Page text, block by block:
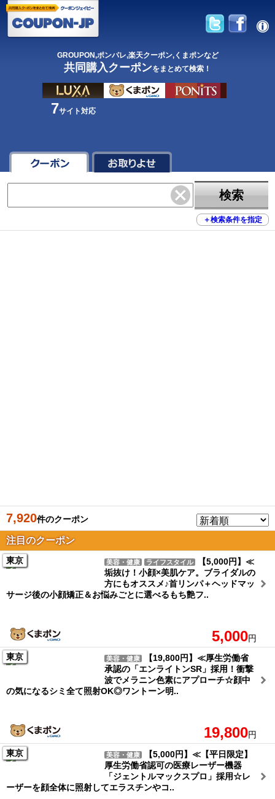
GROUPON,ポンパレ,楽天クーポン,くまポンなど
共同購入クーポンをまとめて検索！
7サイト対応
検索
＋検索条件を指定
7,920件のクーポン
注目のクーポン
東京 美容・健康 ライフスタイル
【5,000円】≪
垢抜け！小顔×美肌ケア。ブライダルの
方にもオススメ♪首リンパ＋ヘッドマッ
サージ後の小顔矯正＆お悩みごとに選べるもち艶フ..
5,000円
東京
美容・健康
【19,800円】≪厚生労働省
承認の「エンライトンSR」採用！衝撃
波でメラニン色素にアプローチ☆顔中
の気になるシミ全て照射OK◎ワントーン明..
19,800円
東京
美容・健康
【5,000円】≪【平日限定】
厚生労働省認可の医療レーザー機器
「ジェントルマックスプロ」採用☆レ
ーザーを顔全体に照射してエラスチンやコ..